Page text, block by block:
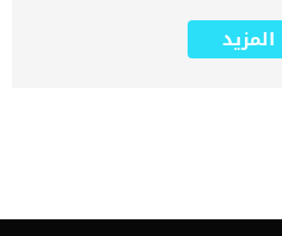
إلى الداخل. قد تكون هذه الحالة
السبب. يتأثر الذكور من الكلاب
البلع والقلس وينبعث منها نباح
المزيد